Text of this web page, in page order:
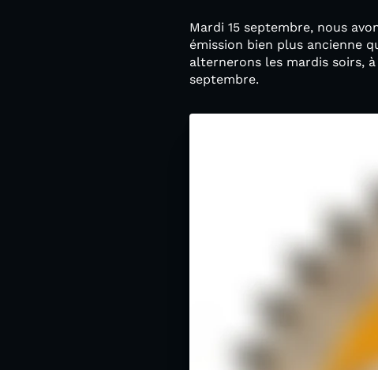
Mardi 15 septembre, nous
émission bien plus ancienne
alternerons les mardis soirs,
septembre.